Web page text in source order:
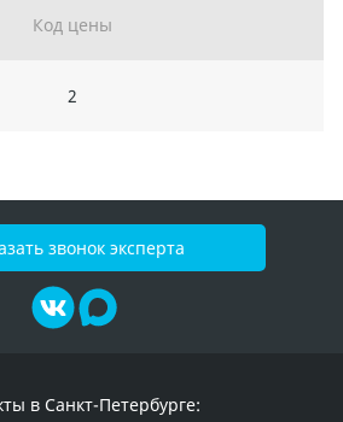
Код цены
2
звонок эксперта
в Санкт-Петербурге: